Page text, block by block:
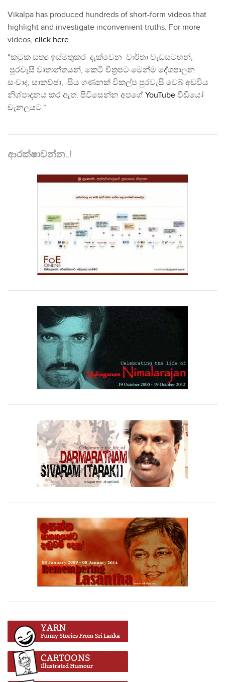
Vikalpa has produced hundreds of short-form videos that
highlight and investigate inconvenient truths. For more
videos, click here.
"කටුක සත්‍ය ඉස්මතුකර දැක්වෙන වාර්තා වැඩසටහන්,
පුරවැසි වෘතාන්තයන්, කෙටි චිත්‍රපට මෙන්ම දේශපාලන
සංවාද, සාකච්ඡා, සිය ගණනක් විකල්ප පුරවැසි වෙබ් අඩවිය
නිශ්පාදනය කර ඇත. පිවිසෙන්න අපගේ YouTube වීඩියෝ
චැනලයට."
ආරක්ෂාවන්න..!